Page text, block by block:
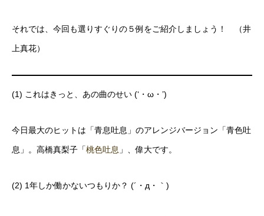
それでは、今回も選りすぐりの５例をご紹介しましょう！ （井
上真花）
(1) これはきっと、あの曲のせい (‘・ω・’)
今日最大のヒットは「青息吐息」のアレンジバージョン「青色吐
息」。高橋真梨子「桃色吐息 」、偉大です。
(2) 1年しか働かないつもりか？ (´・д・｀)